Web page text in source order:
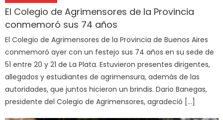
El Colegio de Agrimensores de la Provincia
conmemoró sus 74 años
El Colegio de Agrimensores de la Provincia de Buenos Aires
conmemoró ayer con un festejo sus 74 años en su sede de
51 entre 20 y 21 de La Plata. Estuvieron presentes dirigentes,
allegados y estudiantes de agrimensura, además de las
autoridades, que juntos hicieron un brindis. Dario Banegas,
presidente del Colegio de Agrimensores, agradeció […]